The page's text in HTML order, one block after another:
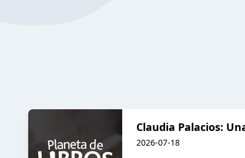
Claudia Palacios:
2026-07-18